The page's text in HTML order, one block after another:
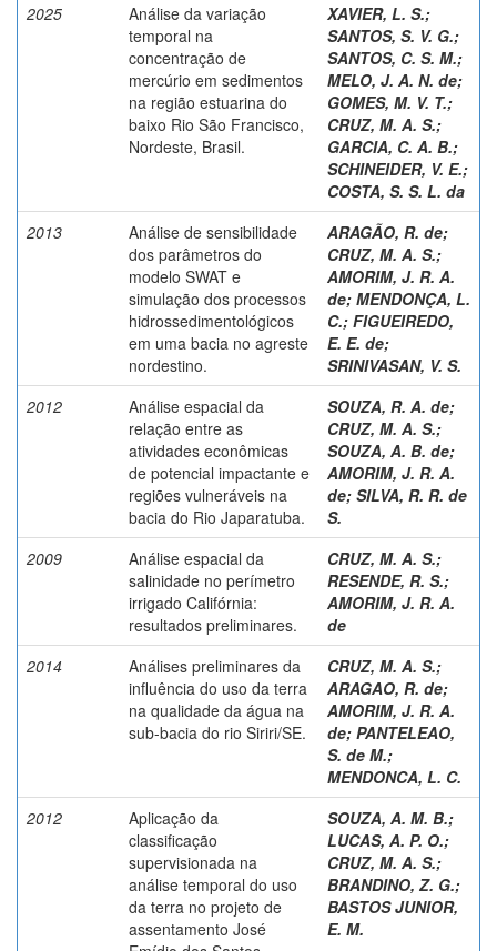
2025
Análise da variação
temporal na
concentração de
mercúrio em sedimentos
na região estuarina do
baixo Rio São Francisco,
Nordeste, Brasil.
XAVIER, L. S.;
SANTOS, S. V. G.;
SANTOS, C. S. M.;
MELO, J. A. N. de;
GOMES, M. V. T.;
CRUZ, M. A. S.;
GARCIA, C. A. B.;
SCHINEIDER, V. E.;
COSTA, S. S. L. da
2013
Análise de sensibilidade
dos parâmetros do
modelo SWAT e
simulação dos processos
hidrossedimentológicos
em uma bacia no agreste
nordestino.
ARAGÃO, R. de;
CRUZ, M. A. S.;
AMORIM, J. R. A.
de; MENDONÇA, L.
C.; FIGUEIREDO,
E. E. de;
SRINIVASAN, V. S.
2012
Análise espacial da
relação entre as
atividades econômicas
de potencial impactante e
regiões vulneráveis na
bacia do Rio Japaratuba.
SOUZA, R. A. de;
CRUZ, M. A. S.;
SOUZA, A. B. de;
AMORIM, J. R. A.
de; SILVA, R. R. de
S.
2009
Análise espacial da
salinidade no perímetro
irrigado Califórnia:
resultados preliminares.
CRUZ, M. A. S.;
RESENDE, R. S.;
AMORIM, J. R. A.
de
2014
Análises preliminares da
influência do uso da terra
na qualidade da água na
sub-bacia do rio Siriri/SE.
CRUZ, M. A. S.;
ARAGAO, R. de;
AMORIM, J. R. A.
de; PANTELEAO,
S. de M.;
MENDONCA, L. C.
2012
Aplicação da
classificação
supervisionada na
análise temporal do uso
da terra no projeto de
assentamento José
SOUZA, A. M. B.;
LUCAS, A. P. O.;
CRUZ, M. A. S.;
BRANDINO, Z. G.;
BASTOS JUNIOR,
E. M.